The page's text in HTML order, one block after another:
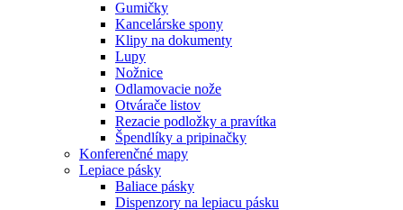
Gumičky
Kancelárske spony
Klipy na dokumenty
Lupy
Nožnice
Odlamovacie nože
Otvárače listov
Rezacie podložky a pravítka
Špendlíky a pripinačky
Konferenčné mapy
Lepiace pásky
Baliace pásky
Dispenzory na lepiacu pásku